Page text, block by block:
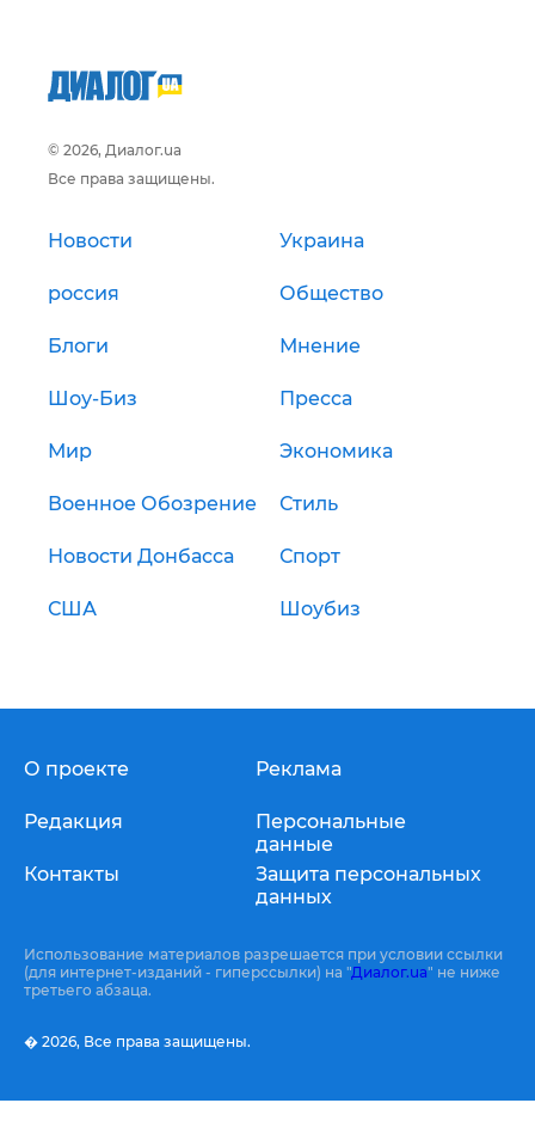
© 2026, Диалог.ua
Все права защищены.
Новости Украина
россия Общество
Блоги Мнение
Шоу-Биз Пресса
Мир Экономика
Военное Обозрение Стиль
Новости Донбасса Спорт
США Шоубиз
О проекте
Редакция
Контакты
Реклама
Персональные
данные
Защита персональных
данных
Использование материалов разрешается при условии ссылки
(для интернет-изданий - гиперссылки) на "Диалог.ua" не ниже
третьего абзаца.
� 2026, Все права защищены.